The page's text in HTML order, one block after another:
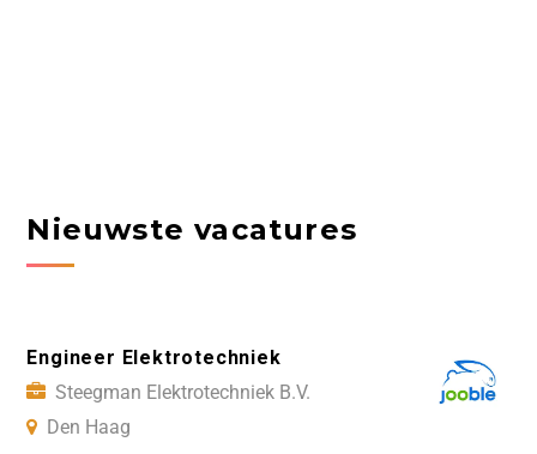
Nieuwste vacatures
Engineer Elektrotechniek
Steegman Elektrotechniek B.V.
Den Haag